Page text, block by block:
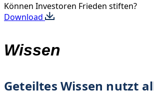
Können Investoren Frieden stiften?
Download
Wissen
Geteiltes Wissen nutzt